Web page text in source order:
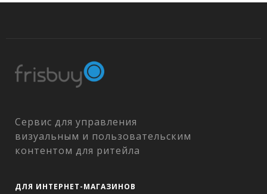
Сервис для управления
визуальным и пользовательским
контентом для ритейла
ДЛЯ ИНТЕРНЕТ-МАГАЗИНОВ